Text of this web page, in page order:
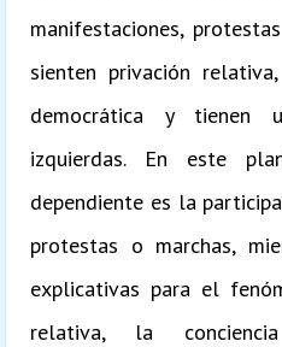
manifestaciones,
sienten privación
democrática y tienen
izquierdas. En este
dependiente es la
protestas o marchas,
explicativas para el
relativa, la